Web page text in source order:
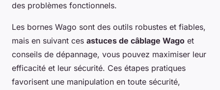
des problèmes fonctionnels.
Les bornes Wago sont des outils robustes et fiables,
mais en suivant ces astuces de câblage Wago et
conseils de dépannage, vous pouvez maximiser leur
efficacité et leur sécurité. Ces étapes pratiques
favorisent une manipulation en toute sécurité,